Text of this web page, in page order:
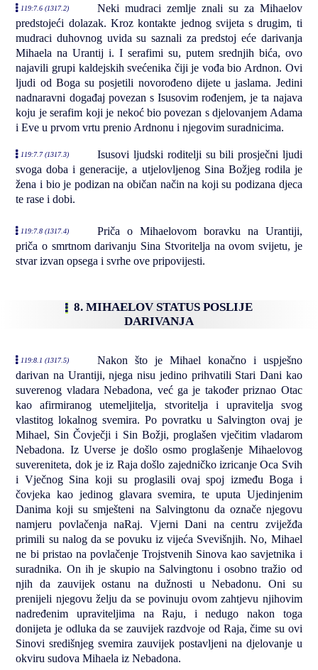
119:7.6 (1317.2)
Neki mudraci zemlje znali su za Mihaelov
predstojeći dolazak. Kroz kontakte jednog svijeta s drugim, ti
mudraci duhovnog uvida su saznali za predstoj eće darivanja
Mihaela na Urantij i. I serafimi su, putem srednjih bića, ovo
najavili grupi kaldejskih svećenika čiji je vođa bio Ardnon. Ovi
ljudi od Boga su posjetili novorođeno dijete u jaslama. Jedini
nadnaravni događaj povezan s Isusovim rođenjem, je ta najava
koju je serafim koji je nekoć bio povezan s djelovanjem Adama
i Eve u prvom vrtu prenio Ardnonu i njegovim suradnicima.
119:7.7 (1317.3)
Isusovi ljudski roditelji su bili prosječni ljudi
svoga doba i generacije, a utjelovljenog Sina Božjeg rodila je
žena i bio je podizan na običan način na koji su podizana djeca
te rase i dobi.
119:7.8 (1317.4)
Priča o Mihaelovom boravku na Urantiji,
priča o smrtnom darivanju Sina Stvoritelja na ovom svijetu, je
stvar izvan opsega i svrhe ove pripovijesti.
8. MIHAELOV STATUS POSLIJE
DARIVANJA
119:8.1 (1317.5)
Nakon što je Mihael konačno i uspješno
darivan na Urantiji, njega nisu jedino prihvatili Stari Dani kao
suverenog vladara Nebadona, već ga je također priznao Otac
kao afirmiranog utemeljitelja, stvoritelja i upravitelja svog
vlastitog lokalnog svemira. Po povratku u Salvington ovaj je
Mihael, Sin Čovječji i Sin Božji, proglašen vječitim vladarom
Nebadona. Iz Uverse je došlo osmo proglašenje Mihaelovog
suvereniteta, dok je iz Raja došlo zajedničko izricanje Oca Svih
i Vječnog Sina koji su proglasili ovaj spoj između Boga i
čovjeka kao jedinog glavara svemira, te uputa Ujedinjenim
Danima koji su smješteni na Salvingtonu da označe njegovu
namjeru povlačenja naRaj. Vjerni Dani na centru zviježđa
primili su nalog da se povuku iz vijeća Svevišnjih. No, Mihael
ne bi pristao na povlačenje Trojstvenih Sinova kao savjetnika i
suradnika. On ih je skupio na Salvingtonu i osobno tražio od
njih da zauvijek ostanu na dužnosti u Nebadonu. Oni su
prenijeli njegovu želju da se povinuju ovom zahtjevu njihovim
nadređenim upraviteljima na Raju, i nedugo nakon toga
donijeta je odluka da se zauvijek razdvoje od Raja, čime su ovi
Sinovi središnjeg svemira zauvijek postavljeni na djelovanje u
okviru sudova Mihaela iz Nebadona.